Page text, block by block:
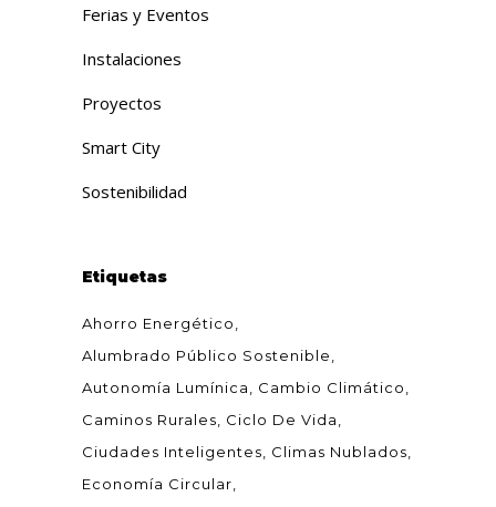
Ferias y Eventos
Instalaciones
Proyectos
Smart City
Sostenibilidad
Etiquetas
Ahorro Energético
Alumbrado Público Sostenible
Autonomía Lumínica
Cambio Climático
Caminos Rurales
Ciclo De Vida
Ciudades Inteligentes
Climas Nublados
Economía Circular